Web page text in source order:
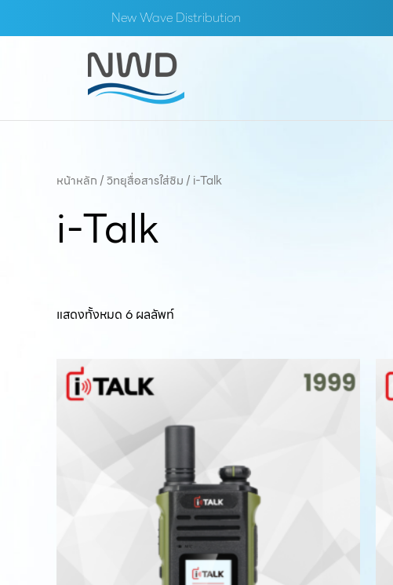
New Wave Distribution
หน้าหลัก/วิทยุสื่อสารใส่ซิม/ i-Talk
i-Talk
แสดงทั้งหมด 6 ผลลัพท์